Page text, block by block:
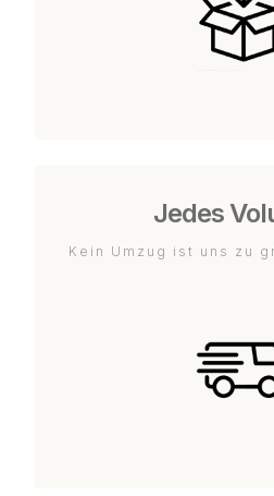
Jedes
Kein Umzug ist uns zu